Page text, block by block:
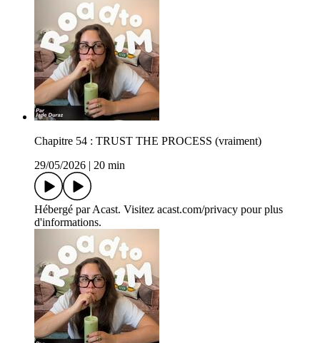
Chapitre 54 : TRUST THE PROCESS (vraiment)
29/05/2026
20 min
Hébergé par Acast. Visitez acast.com/privacy pour plus
d'informations.